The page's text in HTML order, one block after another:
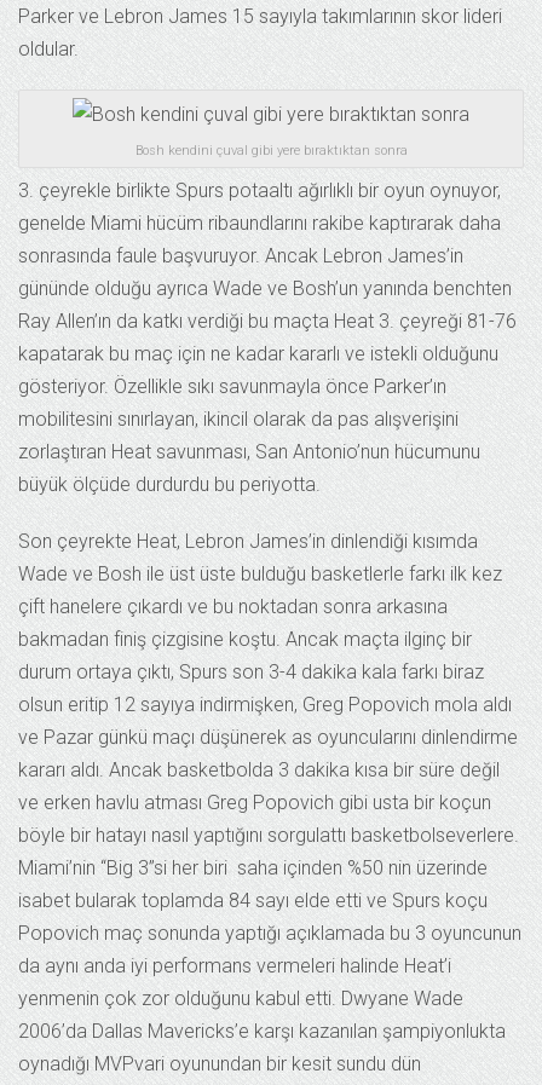
Parker ve Lebron James 15 sayıyla takımlarının skor lideri
oldular.
Bosh kendini çuval gibi yere bıraktıktan sonra
3. çeyrekle birlikte Spurs potaaltı ağırlıklı bir oyun oynuyor,
genelde Miami hücüm ribaundlarını rakibe kaptırarak daha
sonrasında faule başvuruyor. Ancak Lebron James’in
gününde olduğu ayrıca Wade ve Bosh’un yanında benchten
Ray Allen’ın da katkı verdiği bu maçta Heat 3. çeyreği 81-76
kapatarak bu maç için ne kadar kararlı ve istekli olduğunu
gösteriyor. Özellikle sıkı savunmayla önce Parker’ın
mobilitesini sınırlayan, ikincil olarak da pas alışverişini
zorlaştıran Heat savunması, San Antonio’nun hücumunu
büyük ölçüde durdurdu bu periyotta.
Son çeyrekte Heat, Lebron James’in dinlendiği kısımda
Wade ve Bosh ile üst üste bulduğu basketlerle farkı ilk kez
çift hanelere çıkardı ve bu noktadan sonra arkasına
bakmadan finiş çizgisine koştu. Ancak maçta ilginç bir
durum ortaya çıktı, Spurs son 3-4 dakika kala farkı biraz
olsun eritip 12 sayıya indirmişken, Greg Popovich mola aldı
ve Pazar günkü maçı düşünerek as oyuncularını dinlendirme
kararı aldı. Ancak basketbolda 3 dakika kısa bir süre değil
ve erken havlu atması Greg Popovich gibi usta bir koçun
böyle bir hatayı nasıl yaptığını sorgulattı basketbolseverlere.
Miami’nin “Big 3”si her biri saha içinden %50 nin üzerinde
isabet bularak toplamda 84 sayı elde etti ve Spurs koçu
Popovich maç sonunda yaptığı açıklamada bu 3 oyuncunun
da aynı anda iyi performans vermeleri halinde Heat’i
yenmenin çok zor olduğunu kabul etti. Dwyane Wade
2006’da Dallas Mavericks’e karşı kazanılan şampiyonlukta
oynadığı MVPvari oyunundan bir kesit sundu dün